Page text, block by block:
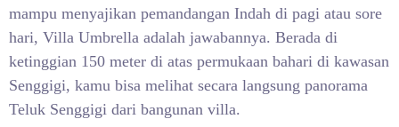
mampu menyajikan pemandangan Indah di pagi atau sore
hari, Villa Umbrella adalah jawabannya. Berada di
ketinggian 150 meter di atas permukaan bahari di kawasan
Senggigi, kamu bisa melihat secara langsung panorama
Teluk Senggigi dari bangunan villa.